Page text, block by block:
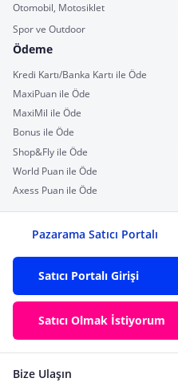
Otomobil, Motosiklet
Spor ve Outdoor
Ödeme
Kredi Kartı/Banka Kartı ile Öde
MaxiPuan ile Öde
MaxiMil ile Öde
Bonus ile Öde
Shop&Fly ile Öde
World Puan ile Öde
Axess Puan ile Öde
Pazarama Satıcı Portalı
Satıcı Portalı Girişi
Satıcı Olmak İstiyorum
Bize Ulaşın